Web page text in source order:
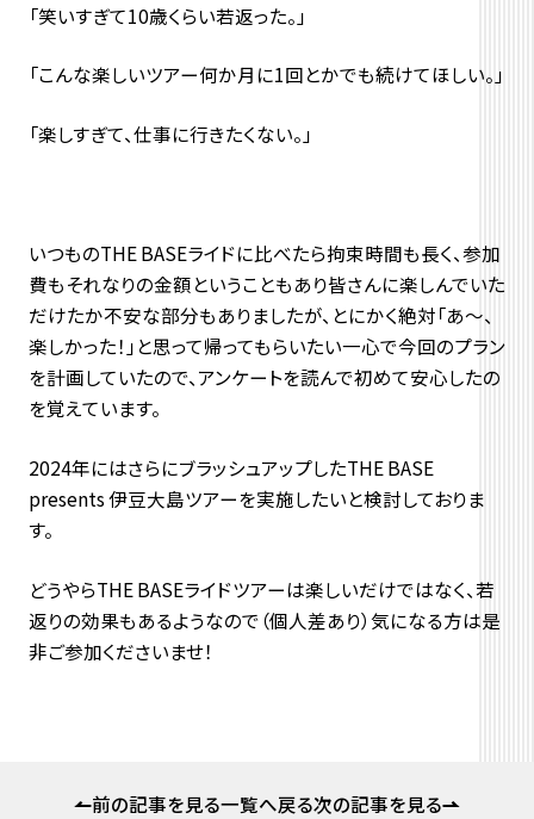
「笑いすぎて10歳くらい若返った。」
「こんな楽しいツアー何か月に1回とかでも続けてほしい。」
「楽しすぎて、仕事に行きたくない。」
いつものTHE BASEライドに比べたら拘束時間も長く、参加
費もそれなりの金額ということもあり皆さんに楽しんでいた
だけたか不安な部分もありましたが、とにかく絶対「あ～、
楽しかった！」と思って帰ってもらいたい一心で今回のプラン
を計画していたので、アンケートを読んで初めて安心したの
を覚えています。
2024年にはさらにブラッシュアップしたTHE BASE
presents 伊豆大島ツアーを実施したいと検討しておりま
す。
どうやらTHE BASEライドツアーは楽しいだけではなく、若
返りの効果もあるようなので（個人差あり）気になる方は是
非ご参加くださいませ！
前の記事を見る一覧へ戻る次の記事を見る